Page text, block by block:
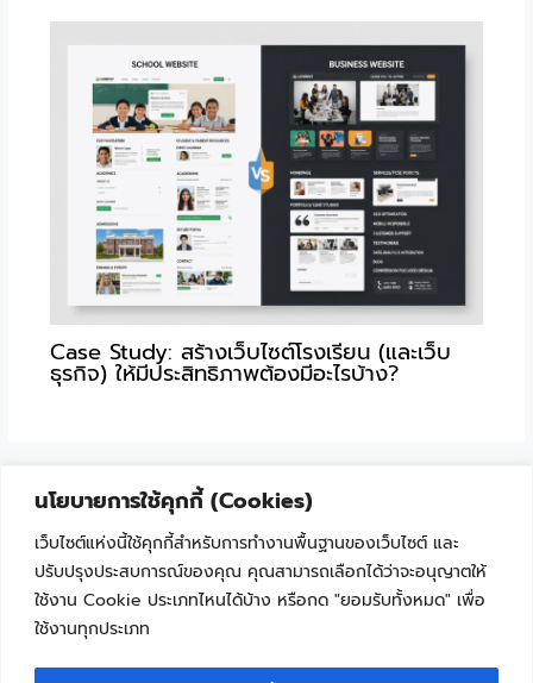
นโยบายการใช้คุกกี้ (Cookies)
เว็บไซต์แห่งนี้ใช้คุกกี้สำหรับการทำงานพื้นฐานของเว็บไซต์ และ
ปรับปรุงประสบการณ์ของคุณ คุณสามารถเลือกได้ว่าจะอนุญาตให้
ใช้งาน Cookie ประเภทไหนได้บ้าง หรือกด "ยอมรับทั้งหมด" เพื่อ
ใช้งานทุกประเภท
Case Study: สร้างเว็บไซต์โรงเรียน (และเว็บ
ธุรกิจ) ให้มีประสิทธิภาพต้องมีอะไรบ้าง?
"เพราะเทคโนโลยีไม่ใช่เรื่องยาก ถ้าเริ่มเรียนรู้ไปด้วยกัน"